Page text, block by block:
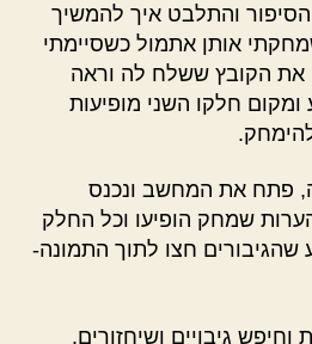
והתלבט איך להמשיך
אותן אתמול כשסיימתי
הקובץ ששלח לה וראה
חלקו השני מופיעות
פתח את המחשב ונכנס
שמחק הופיעו וכל החלק
שהגיבורים חצו לתוך התמונה-
גיבויים ושיחזורים.